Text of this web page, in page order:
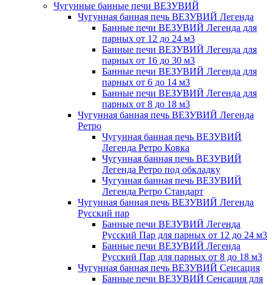
Чугунные банные печи ВЕЗУВИЙ
Чугунная банная печь ВЕЗУВИЙ Легенда
Банные печи ВЕЗУВИЙ Легенда для
парных от 12 до 24 м3
Банные печи ВЕЗУВИЙ Легенда для
парных от 16 до 30 м3
Банные печи ВЕЗУВИЙ Легенда для
парных от 6 до 14 м3
Банные печи ВЕЗУВИЙ Легенда для
парных от 8 до 18 м3
Чугунная банная печь ВЕЗУВИЙ Легенда
Ретро
Чугунная банная печь ВЕЗУВИЙ
Легенда Ретро Ковка
Чугунная банная печь ВЕЗУВИЙ
Легенда Ретро под обкладку
Чугунная банная печь ВЕЗУВИЙ
Легенда Ретро Стандарт
Чугунная банная печь ВЕЗУВИЙ Легенда
Русский пар
Банные печи ВЕЗУВИЙ Легенда
Русский Пар для парных от 12 до 24 м3
Банные печи ВЕЗУВИЙ Легенда
Русский Пар для парных от 8 до 18 м3
Чугунная банная печь ВЕЗУВИЙ Сенсация
Банные печи ВЕЗУВИЙ Сенсация для